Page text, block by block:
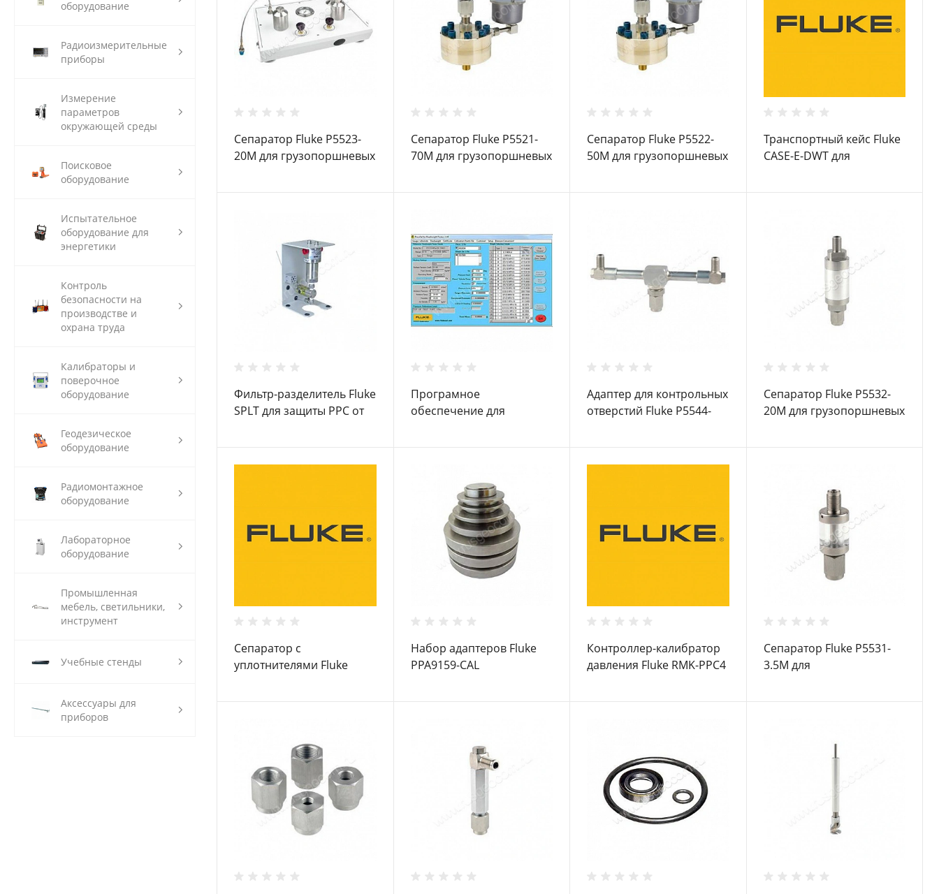
оборудование
Радиоизмерительные
приборы
Измерение
параметров
окружающей среды
Поисковое
оборудование
Испытательное
оборудование для
энергетики
Контроль
безопасности на
производстве и
охрана труда
Калибраторы и
поверочное
оборудование
Геодезическое
оборудование
Радиомонтажное
оборудование
Лабораторное
оборудование
Промышленная
мебель, светильники,
инструмент
Учебные стенды
Аксессуары для
приборов
Сепаратор Fluke P5523-
20M для грузопоршневых
Сепаратор Fluke P5521-
70M для грузопоршневых
Сепаратор Fluke P5522-
50M для грузопоршневых
Транспортный кейс Fluke
CASE-E-DWT для
Фильтр-разделитель Fluke
SPLT для защиты PPC от
Програмное
обеспечение для
Адаптер для контрольных
отверстий Fluke P5544-
Сепаратор Fluke P5532-
20M для грузопоршневых
Сепаратор с
уплотнителями Fluke
Набор адаптеров Fluke
PPA9159-CAL
Контроллер-калибратор
давления Fluke RMK-PPC4
Сепаратор Fluke P5531-
3.5M для